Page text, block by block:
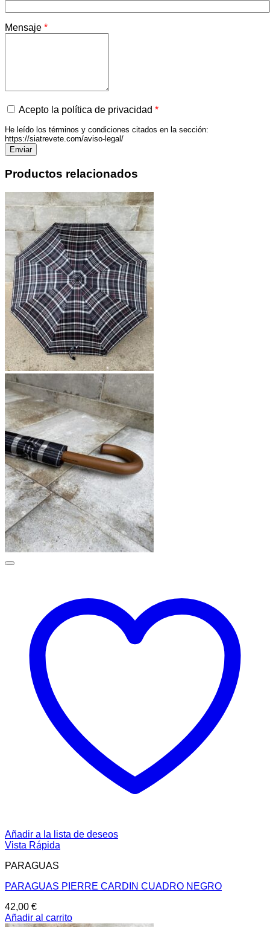
Mensaje *
Acepto la política de privacidad *
He leído los términos y condiciones citados en la sección:
https://siatrevete.com/aviso-legal/
Productos relacionados
Añadir a la lista de deseos
Vista Rápida
PARAGUAS
PARAGUAS PIERRE CARDIN CUADRO NEGRO
42,00 €
Añadir al carrito